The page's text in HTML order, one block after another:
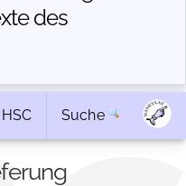
des
HSC Suche